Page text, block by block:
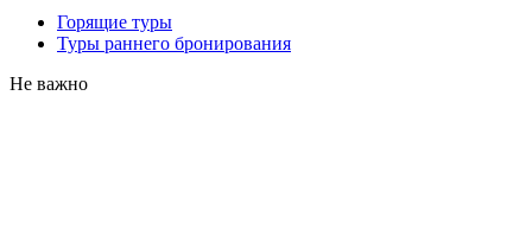
Горящие туры
Туры раннего бронирования
Не важно